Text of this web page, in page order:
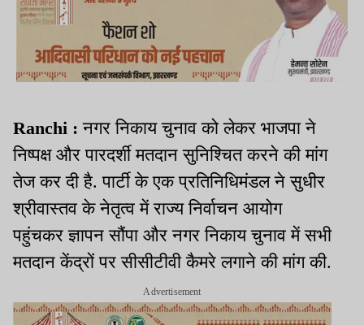
Ranchi :नगर निकाय चुनाव को लेकर भाजपा ने
निष्पक्ष और पारदर्शी मतदान सुनिश्चित करने की मांग
तेज कर दी है. पार्टी के एक प्रतिनिधिमंडल ने सुधीर
श्रीवास्तव के नेतृत्व में राज्य निर्वाचन आयोग
पहुंचकर ज्ञापन सौंपा और नगर निकाय चुनाव में सभी
मतदान केंद्रों पर सीसीटीवी कैमरे लगाने की मांग की.
Advertisement